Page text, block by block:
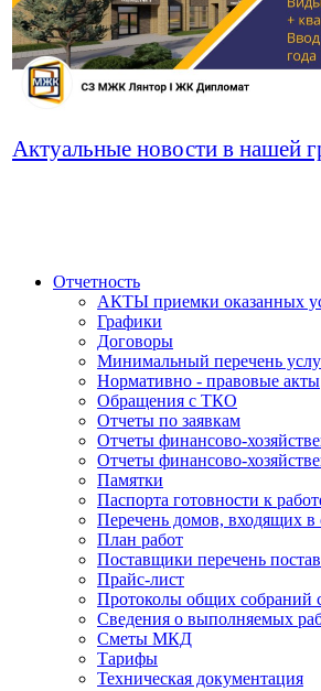
Актуальные новости в нашей
Отчетность
АКТЫ приемки оказанных
Графики
Договоры
Минимальный перечень
Нормативно - правовые акты
Обращения с ТКО
Отчеты по заявкам
Отчеты финансово-
Отчеты финансово-
Памятки
Паспорта готовности к
Перечень домов, входящих
План работ
Поставщики перечень
Прайс-лист
Протоколы общих собраний
Сведения о выполняемых
Сметы МКД
Тарифы
Техническая документация